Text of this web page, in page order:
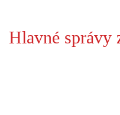
Hlavné správy